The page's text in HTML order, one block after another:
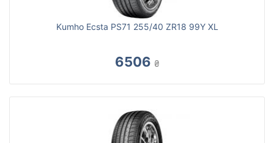
Kumho Ecsta PS71 255/40 ZR18 99Y XL
6506 ₴